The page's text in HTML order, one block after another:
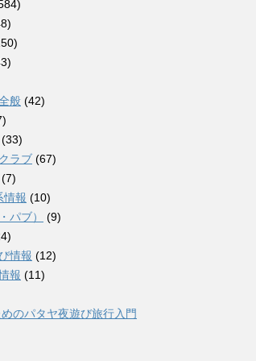
般 (42)
(33)
ラブ (67)
(7)
情報 (10)
パブ）
(9)
情報 (12)
報 (11)
のパタヤ夜遊び旅行入門